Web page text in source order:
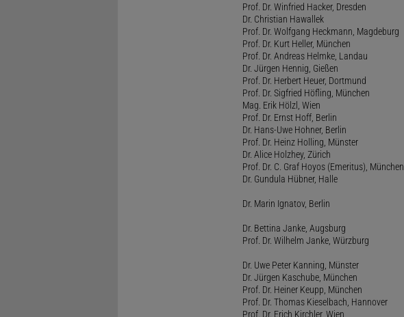
Prof. Dr. Winfried Hacker, Dresden
Dr. Christian Hawallek
Prof. Dr. Wolfgang Heckmann, Magdeburg
Prof. Dr. Kurt Heller, München
Prof. Dr. Andreas Helmke, Landau
Dr. Jürgen Hennig, Gießen
Prof. Dr. Herbert Heuer, Dortmund
Prof. Dr. Sigfried Höfling, München
Mag. Erik Hölzl, Wien
Prof. Dr. Ernst Hoff, Berlin
Dr. Hans-Uwe Hohner, Berlin
Prof. Dr. Heinz Holling, Münster
Dr. Alice Holzhey, Zürich
Prof. Dr. C. Graf Hoyos (Emeritus), München
Dr. Gundula Hübner, Halle
Dr. Marin Ignatov, Berlin
Dr. Bettina Janke, Augsburg
Prof. Dr. Wilhelm Janke, Würzburg
Dr. Uwe Peter Kanning, Münster
Dr. Jürgen Kaschube, München
Prof. Dr. Heiner Keupp, München
Prof. Dr. Thomas Kieselbach, Hannover
Prof. Dr. Erich Kirchler, Wien